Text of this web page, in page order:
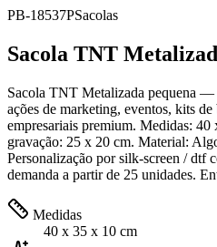
PB-18537PSacolas
Sacola TNT
Sacola TNT Metalizada pequena
ações de marketing, eventos, kits de
empresariais premium. Medidas:
gravação: 25 x 20 cm. Material:
Personalização por silk-screen / dtf
demanda a partir de 25 unidades.
Medidas
40 x 35 x 10 cm